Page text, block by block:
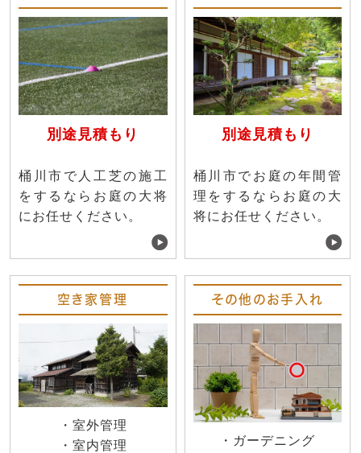
別途見積もり
桶川市で人工芝の施工
をするならお庭の大将
にお任せください。
別途見積もり
桶川市でお庭の年間管
理をするならお庭の大
将にお任せください。
空き家管理
・室外管理
・室内管理
その他のお手入れ
・ガーデニング